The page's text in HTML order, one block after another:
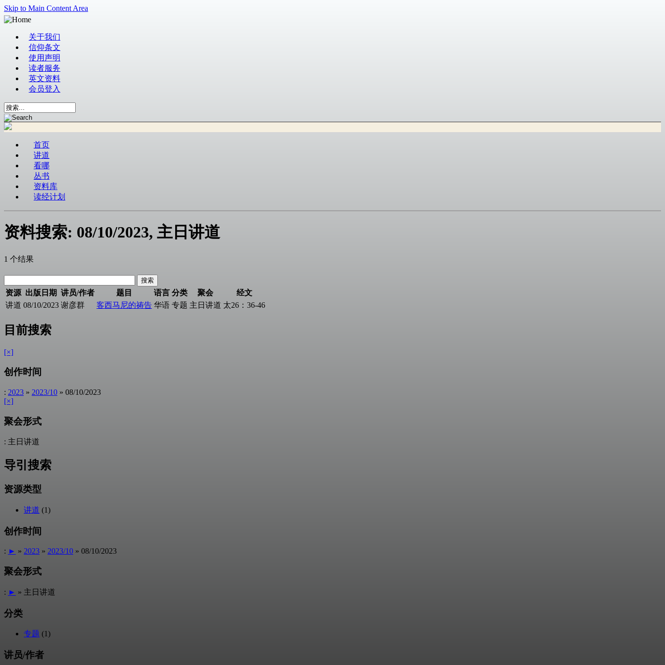
Skip to Main Content Area
关于我们
信仰条文
使用声明
读者服务
英文资料
会员登入
首页
讲道
看哪
丛书
资料库
读经计划
资料搜索: 08/10/2023, 主日讲道
1 个结果
资源 出版日期 讲员/作者 题目 语言 分类 聚会
经文
讲道 08/10/2023 谢彦群 客西马尼的祷告 华语 专题 主日讲道 太26：36-46
目前搜索
[×]
创作时间
: 2023 » 2023/10 » 08/10/2023
[×]
聚会形式
: 主日讲道
导引搜索
资源类型
讲道 (1)
创作时间
: ► » 2023 » 2023/10 » 08/10/2023
聚会形式
: ► » 主日讲道
分类
专题 (1)
讲员/作者